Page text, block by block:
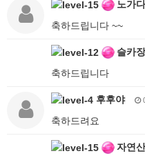
노가다
축하드립니다 ~~
슬카
축하드립니다
후후야
축하드려요
자연